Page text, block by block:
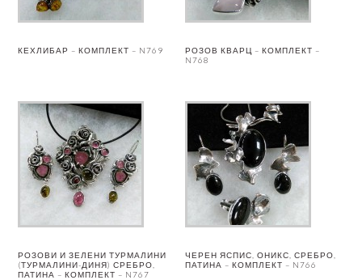
КЕХЛИБАР – КОМПЛЕКТ – N769
РОЗОВ КВАРЦ – КОМПЛЕКТ –
N768
РОЗОВИ И ЗЕЛЕНИ ТУРМАЛИНИ
(ТУРМАЛИНИ-ДИНЯ) СРЕБРО,
ПАТИНА – КОМПЛЕКТ – N767
ЧЕРЕН ЯСПИС, ОНИКС, СРЕБРО,
ПАТИНА – КОМПЛЕКТ – N766